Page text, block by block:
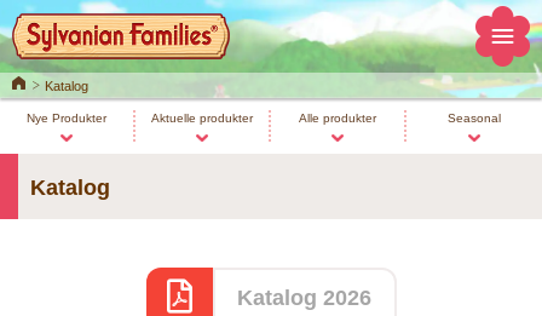
HomeKatalog
Nye Produkter Aktuelle produkter Alle produkter Seasonal
Katalog
Katalog 2026